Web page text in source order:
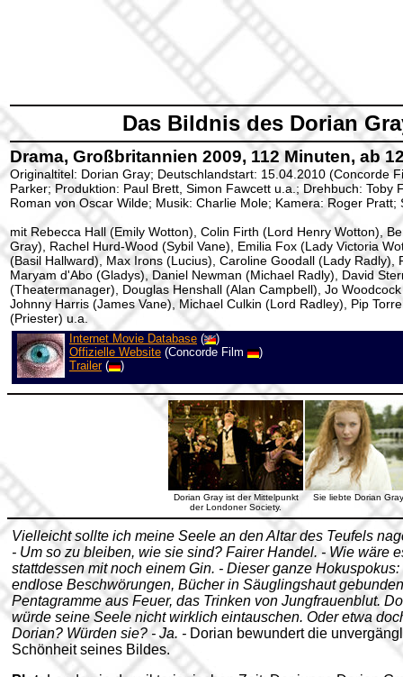
Das Bildnis des Dorian
Drama, Großbritannien 2009, 112 Minuten, ab
Originaltitel: Dorian Gray; Deutschlandstart: 15.04.2010 (Concorde
Parker; Produktion: Paul Brett, Simon Fawcett u.a.; Drehbuch: Toby
Roman von Oscar Wilde; Musik: Charlie Mole; Kamera: Roger Pratt;
mit Rebecca Hall (Emily Wotton), Colin Firth (Lord Henry Wotton),
Gray), Rachel Hurd-Wood (Sybil Vane), Emilia Fox (Lady Victoria
(Basil Hallward), Max Irons (Lucius), Caroline Goodall (Lady Radly),
Maryam d'Abo (Gladys), Daniel Newman (Michael Radly), David
(Theatermanager), Douglas Henshall (Alan Campbell), Jo
Johnny Harris (James Vane), Michael Culkin (Lord Radley), Pip
(Priester) u.a.
Internet Movie Database (
)
Offizielle Website (Concorde Film
)
Trailer( )
Dorian Gray ist der Mittelpunkt
der Londoner Society.
Sie liebte Dorian
Vielleicht sollte ich meine Seele an den Altar des Teufels
- Um so zu bleiben, wie sie sind? Fairer Handel. - Wie wäre
stattdessen mit noch einem Gin. - Dieser ganze Hokuspokus:
endlose Beschwörungen, Bücher in Säuglingshaut
Pentagramme aus Feuer, das Trinken von Jungfrauenblut.
würde seine Seele nicht wirklich eintauschen. Oder etwa
Dorian? Würden sie? - Ja. - Dorian bewundert die
Schönheit seines Bildes.